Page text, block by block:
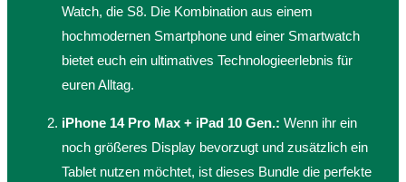
Watch, die S8. Die Kombination aus einem
hochmodernen Smartphone und einer Smartwatch
bietet euch ein ultimatives Technologieerlebnis für
euren Alltag.
iPhone 14 Pro Max + iPad 10 Gen.: Wenn ihr ein
noch größeres Display bevorzugt und zusätzlich ein
Tablet nutzen möchtet, ist dieses Bundle die perfekte